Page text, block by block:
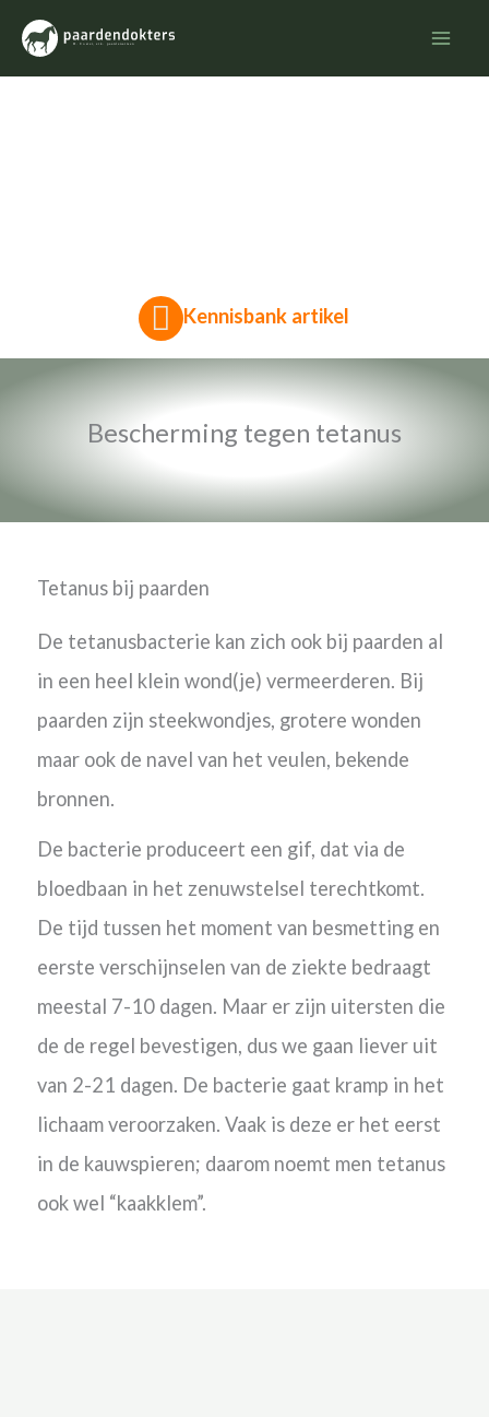
naar
Kennisbank artikel
Bescherming tegen tetanus
Tetanus bij paarden
De tetanusbacterie kan zich ook bij paarden al
in een heel klein wond(je) vermeerderen. Bij
paarden zijn steekwondjes, grotere wonden
maar ook de navel van het veulen, bekende
bronnen.
De bacterie produceert een gif, dat via de
bloedbaan in het zenuwstelsel terechtkomt.
De tijd tussen het moment van besmetting en
eerste verschijnselen van de ziekte bedraagt
meestal 7-10 dagen. Maar er zijn uitersten die
de de regel bevestigen, dus we gaan liever uit
van 2-21 dagen. De bacterie gaat kramp in het
lichaam veroorzaken. Vaak is deze er het eerst
in de kauwspieren; daarom noemt men tetanus
ook wel “kaakklem”.